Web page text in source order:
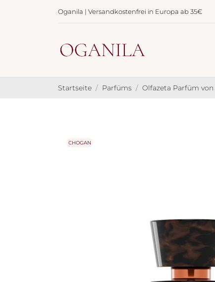
Oganila | Versandkostenfrei in Europa ab 35€
Startseite Parfüms Olfazeta Parfüm von
CHOGAN